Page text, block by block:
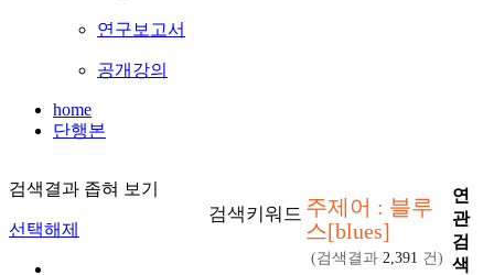
연구보고서
공개강의
home
단행본
검색결과 좁혀 보기
선택해제
검색키워드 주제어 : 블루
스[blues]
(검색결과 2,391 건)
연
관
검
색